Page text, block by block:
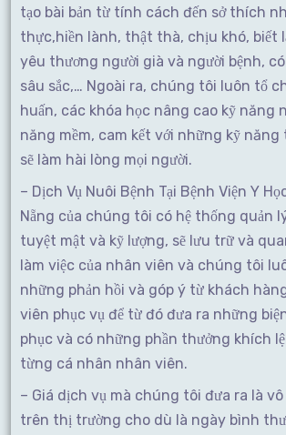
tạo bài bản từ tính cách đến sở thích
thực,hiền lành, thật thà, chịu khó, biết
yêu thương người già và người bệnh,
sâu sắc,… Ngoài ra, chúng tôi luôn tổ
huấn, các khóa học nâng cao kỹ năng
năng mềm, cam kết với những kỹ
sẽ làm hài lòng mọi người.
– Dịch Vụ Nuôi Bệnh Tại Bệnh Viện Y
Nẵng của chúng tôi có hệ thống quản
tuyệt mật và kỹ lượng, sẽ lưu trữ và
làm việc của nhân viên và chúng tôi
những phản hồi và góp ý từ khách
viên phục vụ để từ đó đưa ra những
phục và có những phần thưởng khích
từng cá nhân nhân viên.
– Giá dịch vụ mà chúng tôi đưa ra là
trên thị trường cho dù là ngày bình